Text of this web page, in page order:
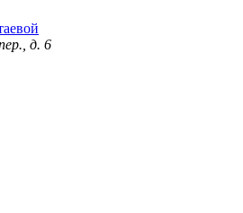
д. 6